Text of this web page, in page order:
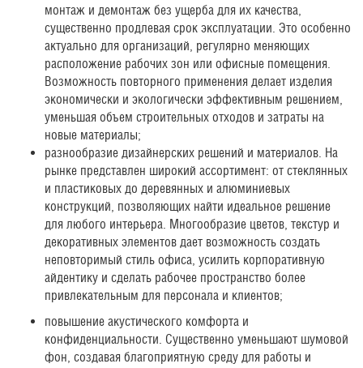
монтаж и демонтаж без ущерба для их качества,
существенно продлевая срок эксплуатации. Это особенно
актуально для организаций, регулярно меняющих
расположение рабочих зон или офисные помещения.
Возможность повторного применения делает изделия
экономически и экологически эффективным решением,
уменьшая объем строительных отходов и затраты на
новые материалы;
разнообразие дизайнерских решений и материалов. На
рынке представлен широкий ассортимент: от стеклянных
и пластиковых до деревянных и алюминиевых
конструкций, позволяющих найти идеальное решение
для любого интерьера. Многообразие цветов, текстур и
декоративных элементов дает возможность создать
неповторимый стиль офиса, усилить корпоративную
айдентику и сделать рабочее пространство более
привлекательным для персонала и клиентов;
повышение акустического комфорта и
конфиденциальности. Существенно уменьшают шумовой
фон, создавая благоприятную среду для работы и